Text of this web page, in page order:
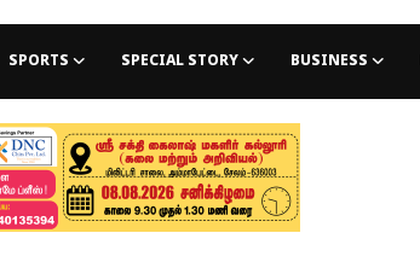
SPORTS SPECIAL STORY BUSINESS